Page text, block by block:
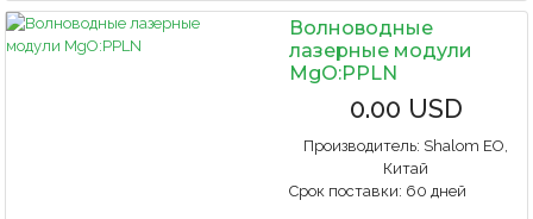
Волноводные
лазерные модули
MgO:PPLN
0.00 USD
Производитель: Shalom EO,
Китай
Срок поставки: 60 дней